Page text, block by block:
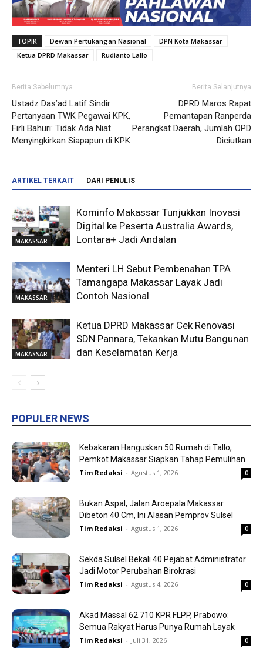
TOPIK Dewan Pertukangan Nasional
DPN Kota Makassar
Ketua DPRD Makassar
Rudianto Lallo
Berita Sebelumnya
Ustadz Das’ad Latif Sindir
Pertanyaan TWK Pegawai KPK,
Firli Bahuri: Tidak Ada Niat
Menyingkirkan Siapapun di KPK
Berita Selanjutnya
DPRD Maros Rapat
Pemantapan Ranperda
Perangkat Daerah, Jumlah OPD
Diciutkan
ARTIKEL TERKAIT DARI PENULIS
MAKASSAR
Kominfo Makassar Tunjukkan Inovasi
Digital ke Peserta Australia Awards,
Lontara+ Jadi Andalan
MAKASSAR
Menteri LH Sebut Pembenahan TPA
Tamangapa Makassar Layak Jadi
Contoh Nasional
MAKASSAR
Ketua DPRD Makassar Cek Renovasi
SDN Pannara, Tekankan Mutu Bangunan
dan Keselamatan Kerja
POPULER NEWS
Kebakaran Hanguskan 50 Rumah di Tallo,
Pemkot Makassar Siapkan Tahap Pemulihan
Tim Redaksi - Agustus 1, 2026 0
Bukan Aspal, Jalan Aroepala Makassar
Dibeton 40 Cm, Ini Alasan Pemprov Sulsel
Tim Redaksi - Agustus 1, 2026 0
Sekda Sulsel Bekali 40 Pejabat Administrator
Jadi Motor Perubahan Birokrasi
Tim Redaksi - Agustus 4, 2026 0
Akad Massal 62.710 KPR FLPP, Prabowo:
Semua Rakyat Harus Punya Rumah Layak
Tim Redaksi - Juli 31, 2026 0